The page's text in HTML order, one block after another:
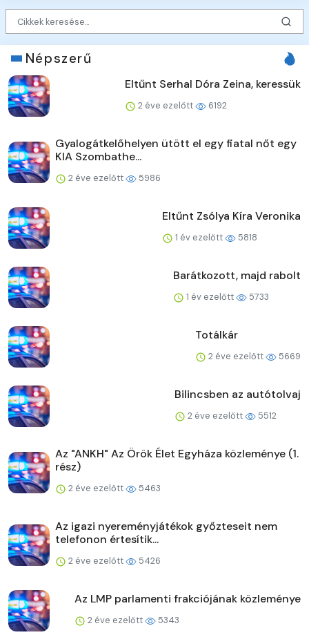
Népszerű
Eltűnt Serhal Dóra Zeina, keressük
2 éve ezelőtt 6192
Gyalogátkelőhelyen ütött el egy fiatal nőt egy
KIA Szombathe...
2 éve ezelőtt 5986
Eltűnt Zsólya Kíra Veronika
1 év ezelőtt 5818
Barátkozott, majd rabolt
1 év ezelőtt 5733
Totálkár
2 éve ezelőtt 5669
Bilincsben az autótolvaj
2 éve ezelőtt 5512
Az "ANKH" Az Örök Élet Egyháza közleménye (1.
rész)
2 éve ezelőtt 5463
Az igazi nyereményjátékok győzteseit nem
telefonon értesítik...
2 éve ezelőtt 5426
Az LMP parlamenti frakciójának közleménye
2 éve ezelőtt 5343